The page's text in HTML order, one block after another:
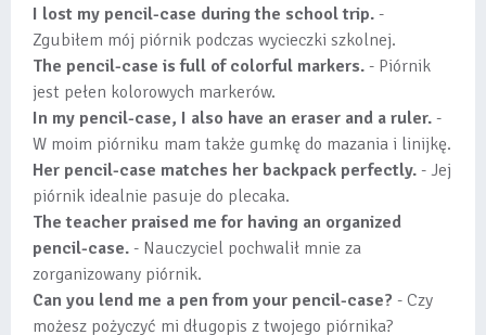
I lost my pencil-case during the school trip. -
Zgubiłem mój piórnik podczas wycieczki szkolnej.
The pencil-case is full of colorful markers. - Piórnik
jest pełen kolorowych markerów.
In my pencil-case, I also have an eraser and a ruler. -
W moim piórniku mam także gumkę do mazania i linijkę.
Her pencil-case matches her backpack perfectly. - Jej
piórnik idealnie pasuje do plecaka.
The teacher praised me for having an organized
pencil-case. - Nauczyciel pochwalił mnie za
zorganizowany piórnik.
Can you lend me a pen from your pencil-case? - Czy
możesz pożyczyć mi długopis z twojego piórnika?